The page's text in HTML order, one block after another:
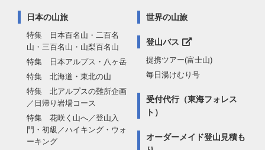
日本の山旅
特集 日本百名山・二百名
山・三百名山・山梨百名山
特集 日本アルプス・八ヶ岳
特集 北海道・東北の山
特集 北アルプスの難所企画
／日帰り岩場コース
特集 花咲く山へ／登山入
門・初級／ハイキング・ウォ
ーキング
世界の山旅
登山バス
提携ツアー(富士山)
毎日湯けむり号
受付代行（東海フォレス
ト）
オーダーメイド登山見積も